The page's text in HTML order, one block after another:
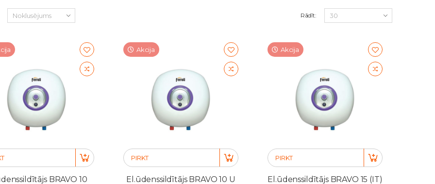
Rādīt:
BRAVO 10
Akcija
PIRKT
El.ūdenssildītājs BRAVO 10 U
Akcija
PIRKT
El.ūdenssildītājs BRAVO 15 (IT)